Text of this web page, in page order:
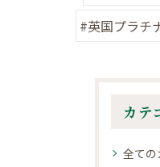
#英国プラチ
カテ
全ての